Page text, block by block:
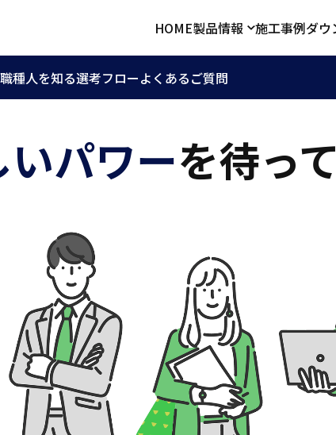
HOME製品情報 施工事例ダウ
種人を知る選考フローよくあるご質問
パワーを待っ